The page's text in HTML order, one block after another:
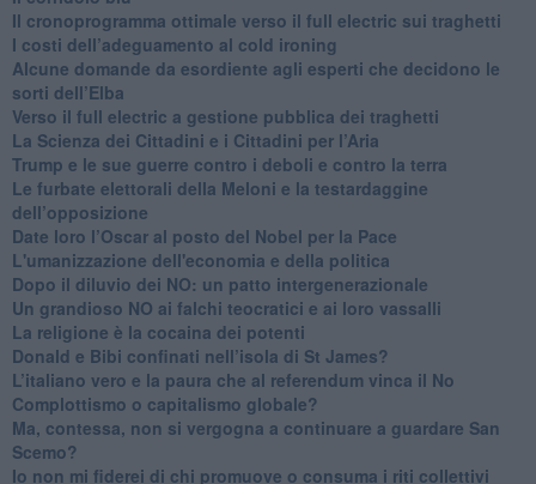
​Il cronoprogramma ottimale verso il full electric sui traghetti
​I costi dell’adeguamento al cold ironing
Alcune domande da esordiente agli esperti che decidono le
sorti dell’Elba
Verso il full electric a gestione pubblica dei traghetti​
​La Scienza dei Cittadini e i Cittadini per l’Aria
Trump e le sue guerre contro i deboli e contro la terra
​Le furbate elettorali della Meloni e la testardaggine
dell’opposizione
​Date loro l’Oscar al posto del Nobel per la Pace
L'umanizzazione dell'economia e della politica
​Dopo il diluvio dei NO: un patto intergenerazionale
​Un grandioso NO ai falchi teocratici e ai loro vassalli
La religione è la cocaina dei potenti
Donald e Bibi confinati nell’isola di St James?
L’italiano vero e la paura che al referendum vinca il No
​Complottismo o capitalismo globale?
​Ma, contessa, non si vergogna a continuare a guardare San
Scemo?
​Io non mi fiderei di chi promuove o consuma i riti collettivi